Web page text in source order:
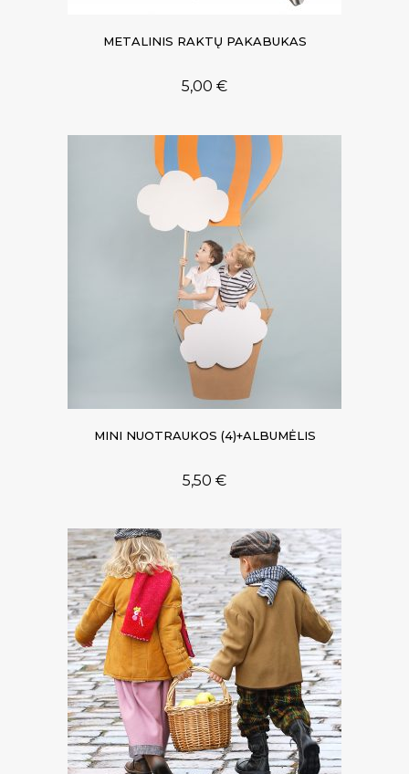
METALINIS RAKTŲ PAKABUKAS
5,00 €
MINI NUOTRAUKOS (4)+ALBUMĖLIS
5,50 €